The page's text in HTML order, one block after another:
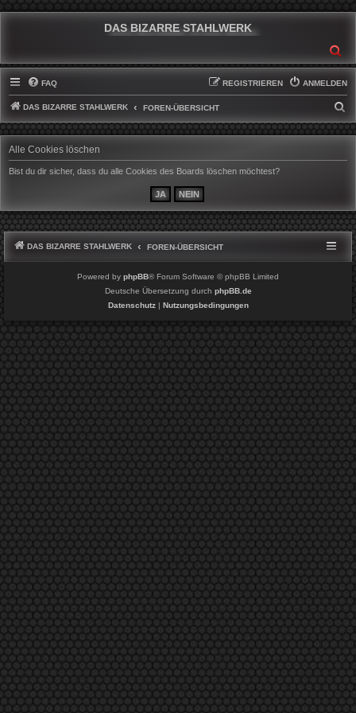
DAS BIZARRE STAHLWERK
FAQ ANMELDEN
REGISTRIEREN
DAS BIZARRE STAHLWERK FOREN-ÜBERSICHT
U
Alle Cookies löschen
Bist du dir sicher, dass du alle Cookies des Boards löschen möchtest?
DAS BIZARRE STAHLWERK FOREN-ÜBERSICHT
Powered by phpBB® Forum Software © phpBB Limited
Deutsche Übersetzung durch phpBB.de
Datenschutz| Nutzungsbedingungen